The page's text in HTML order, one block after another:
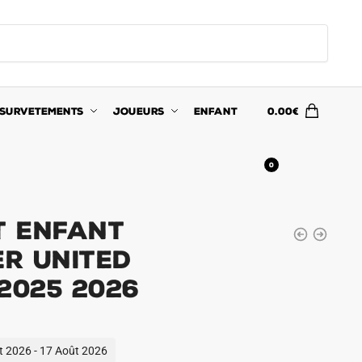
JOUEURS ENFANT 0.00€
0
Enfant
United
2026
2026 - 17 Août 2026